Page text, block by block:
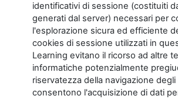
identificativi di sessione (costituiti
generati dal server) necessari per
l'esplorazione sicura ed efficiente
cookies di sessione utilizzati in
Learning evitano il ricorso ad altre
informatiche potenzialmente
riservatezza della navigazione
consentono l'acquisizione di dati